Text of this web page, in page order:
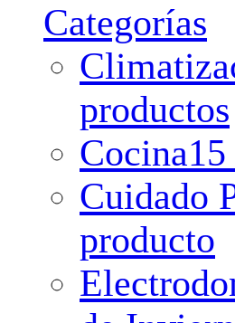
Categorías
productos
Cocina
Cuidado
producto